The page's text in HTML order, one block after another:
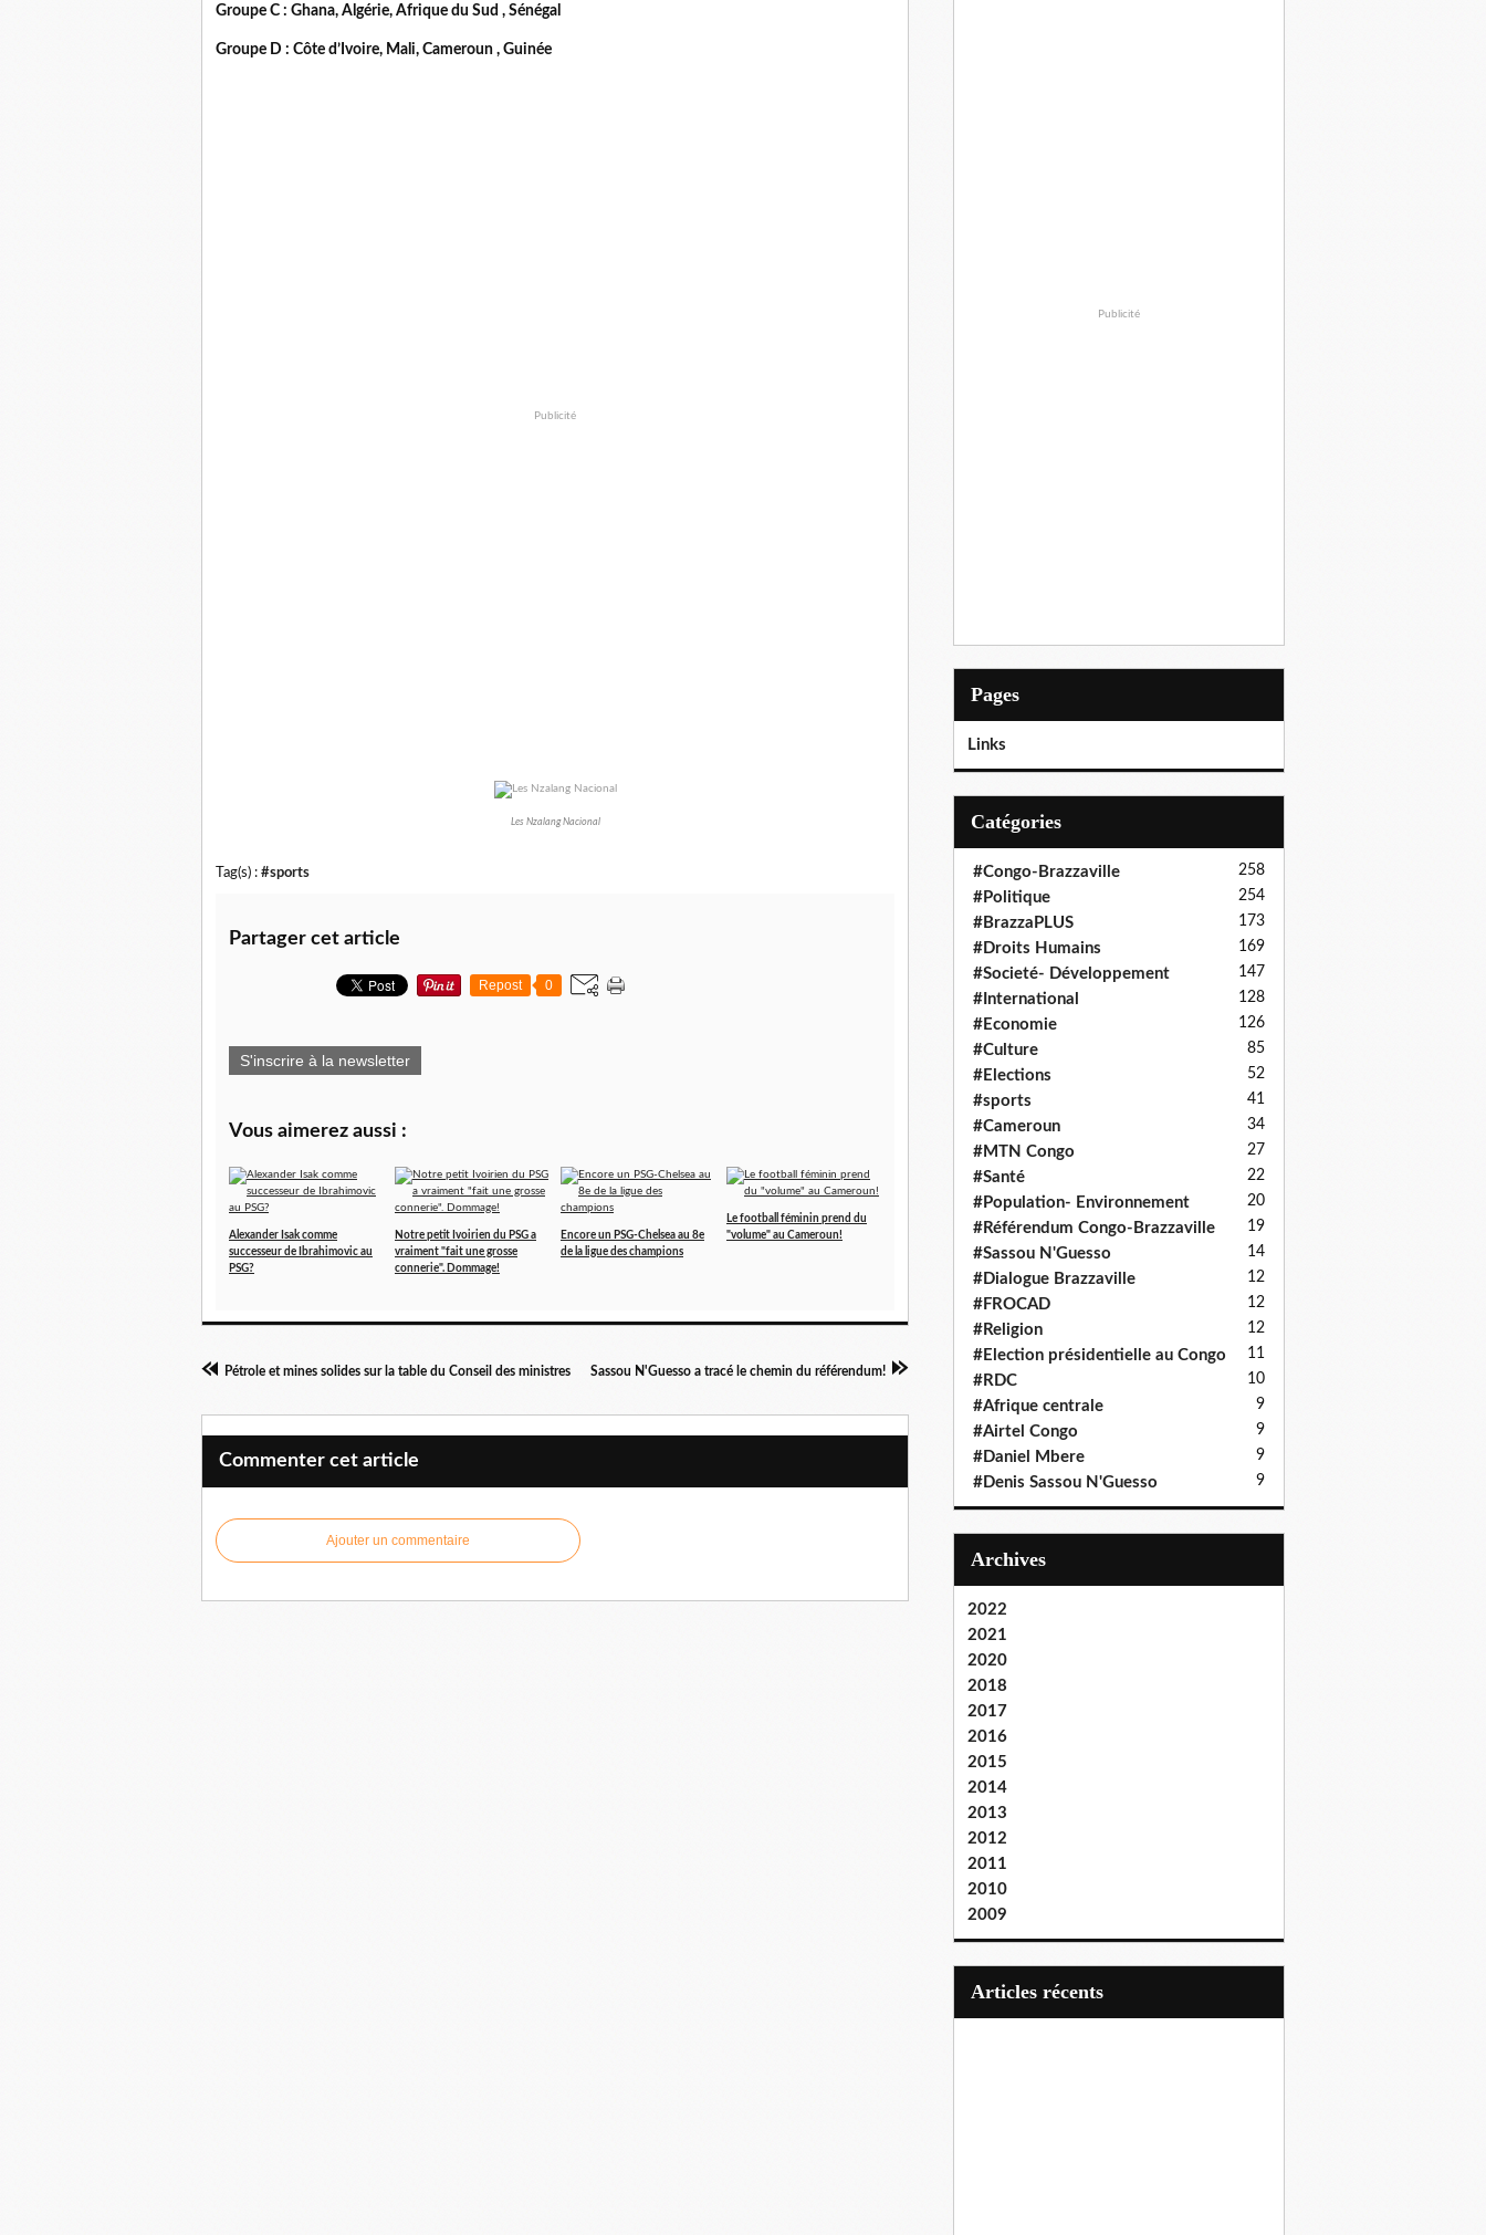
Groupe C : Ghana, Algérie, Afrique du Sud , Sénégal
Groupe D : Côte d’Ivoire, Mali, Cameroun , Guinée
Publicité
Les Nzalang Nacional
Tag(s) : #sports
Partager cet article
Repost 0
S'inscrire à la newsletter
Vous aimerez aussi :
Alexander Isak comme
successeur de Ibrahimovic au
PSG?
Notre petit Ivoirien du PSG a
vraiment "fait une grosse
connerie". Dommage!
Encore un PSG-Chelsea au 8e
de la ligue des champions
Le football féminin prend du
"volume" au Cameroun!
Pétrole et mines solides sur la table du Conseil des ministres Sassou N'Guesso a tracé le chemin du référendum!
Commenter cet article
Ajouter un commentaire
Publicité
Pages
Links
Catégories
#Congo-Brazzaville 258
#Politique 254
#BrazzaPLUS 173
#Droits Humains 169
#Societé- Développement 147
#International 128
#Economie 126
#Culture 85
#Elections 52
#sports 41
#Cameroun 34
#MTN Congo 27
#Santé 22
#Population- Environnement 20
#Référendum Congo-Brazzaville 19
#Sassou N'Guesso 14
#Dialogue Brazzaville 12
#FROCAD 12
#Religion 12
#Election présidentielle au Congo 11
#RDC 10
#Afrique centrale 9
#Airtel Congo 9
#Daniel Mbere 9
#Denis Sassou N'Guesso 9
Archives
2022
2021
2020
2018
2017
2016
2015
2014
2013
2012
2011
2010
2009
articles récents